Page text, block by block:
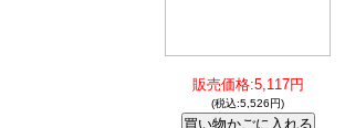
販売価格:5,117円
(税込:5,526円)